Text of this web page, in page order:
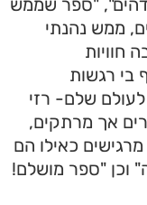
"ספר שממש
ממש נהנתי
חוויות
בי רגשות
לעולם שלם- רזי
אך מרתקים,
כאילו הם
וכן "ספר מושלם!